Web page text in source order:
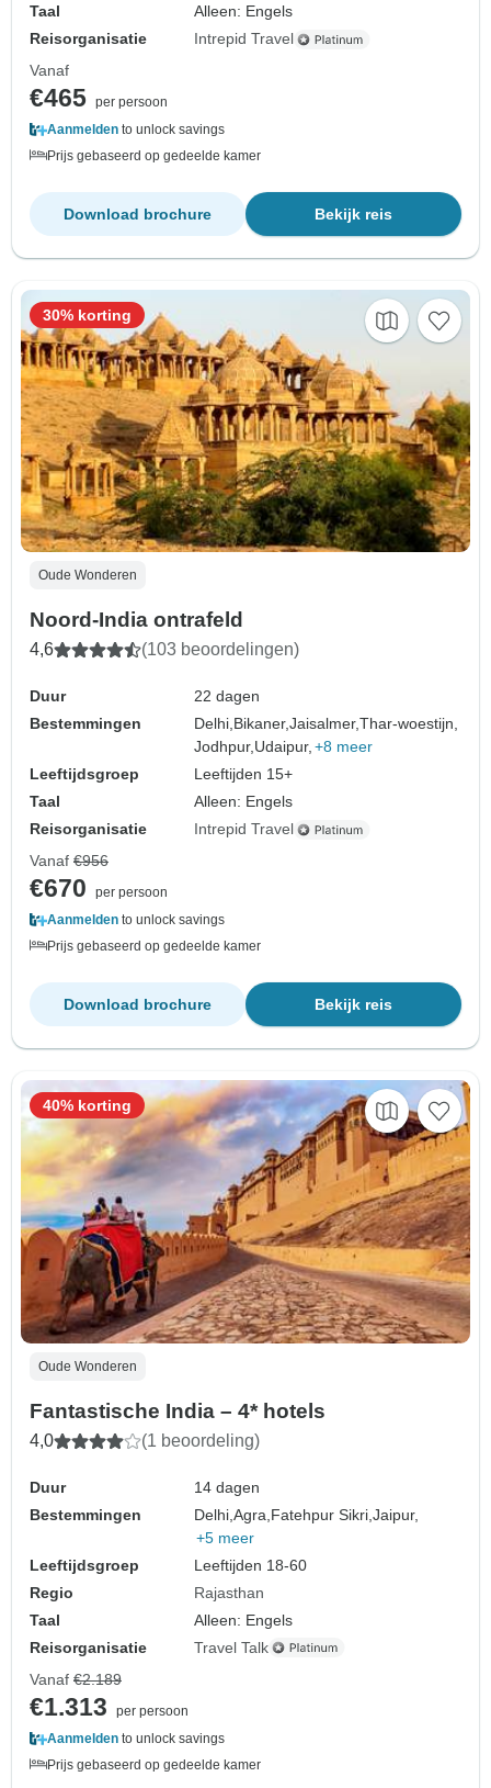
Taal
Alleen: Engels
Reisorganisatie
Intrepid Travel
Vanaf
€465 per persoon
Aanmelden to unlock savings
Prijs gebaseerd op gedeelde kamer
Bekijk reis
Download brochure
Oude Wonderen
Noord-India ontrafeld
4,6 (103 beoordelingen)
Duur
22 dagen
Bestemmingen
Delhi,Bikaner,Jaisalmer,Thar-woestijn,
Jodhpur,Udaipur, +8 meer
Leeftijdsgroep
Leeftijden 15+
Taal
Alleen: Engels
Reisorganisatie
Intrepid Travel
30% korting
Vanaf €956
€670
per persoon
Aanmelden to unlock savings
Prijs gebaseerd op gedeelde kamer
Bekijk reis
Download brochure
Oude Wonderen
Fantastische India – 4* hotels
4,0 (1 beoordeling)
Duur
14 dagen
Bestemmingen
Delhi,Agra, Fatehpur Sikri,Jaipur,
+5 meer
Leeftijdsgroep
Leeftijden 18-60
Regio
Rajasthan
Taal
Alleen: Engels
Reisorganisatie
Travel Talk
40% korting
Vanaf €2.189
€1.313
per persoon
Aanmelden to unlock savings
Prijs gebaseerd op gedeelde kamer